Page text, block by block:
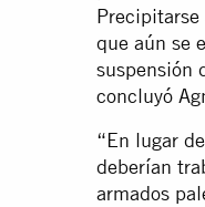
Precipitarse
que aún se
suspensión
concluyó
“En lugar
deberían
armados